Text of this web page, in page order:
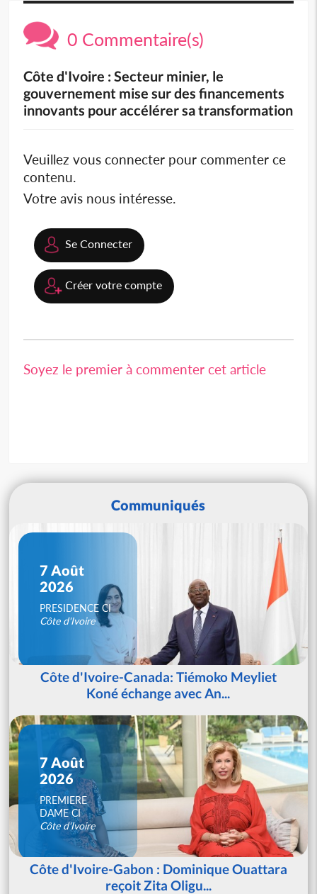
0 Commentaire(s)
Côte d'Ivoire : Secteur minier, le
gouvernement mise sur des financements
innovants pour accélérer sa transformation
Veuillez vous connecter pour commenter ce
contenu.
Votre avis nous intéresse.
Se Connecter
Créer votre compte
Soyez le premier à commenter cet article
Communiqués
7 Août
2026
PRESIDENCE CI
Côte d'Ivoire
Côte d'Ivoire-Canada: Tiémoko Meyliet
Koné échange avec An...
7 Août
2026
PREMIERE
DAME CI
Côte d'Ivoire
Côte d'Ivoire-Gabon : Dominique Ouattara
reçoit Zita Oligu...